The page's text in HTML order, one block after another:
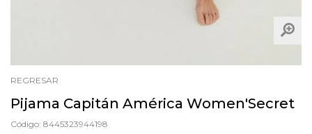
REGRESAR
Pijama Capitán América Women'Secret
Código: 8445323944198